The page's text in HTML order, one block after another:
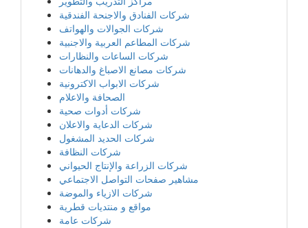
شركات الفنادق والاجنحة الفندقية
شركات الجوالات والهواتف
شركات المطاعم العربية والاجنبية
شركات الساعات والنظارات
شركات مصانع الاصباغ والدهانات
شركات الابواب الاكترونية
الصحافة والاعلام
شركات أدوات صحية
شركات الدعاية والاعلان
شركات الحديد المشغول
شركات النظافة
شركات الزراعة والإنتاج الحيواني
مشاهير صفحات التواصل الاجتماعي
شركات الازياء والموضة
مواقع و منتديات قطرية
شركات عامة